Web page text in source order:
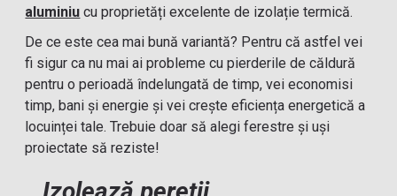
aluminiu cu proprietăți excelente de izolație termică.
De ce este cea mai bună variantă? Pentru că astfel vei
fi sigur ca nu mai ai probleme cu pierderile de căldură
pentru o perioadă îndelungată de timp, vei economisi
timp, bani și energie și vei crește eficiența energetică a
locuinței tale. Trebuie doar să alegi ferestre și uși
proiectate să reziste!